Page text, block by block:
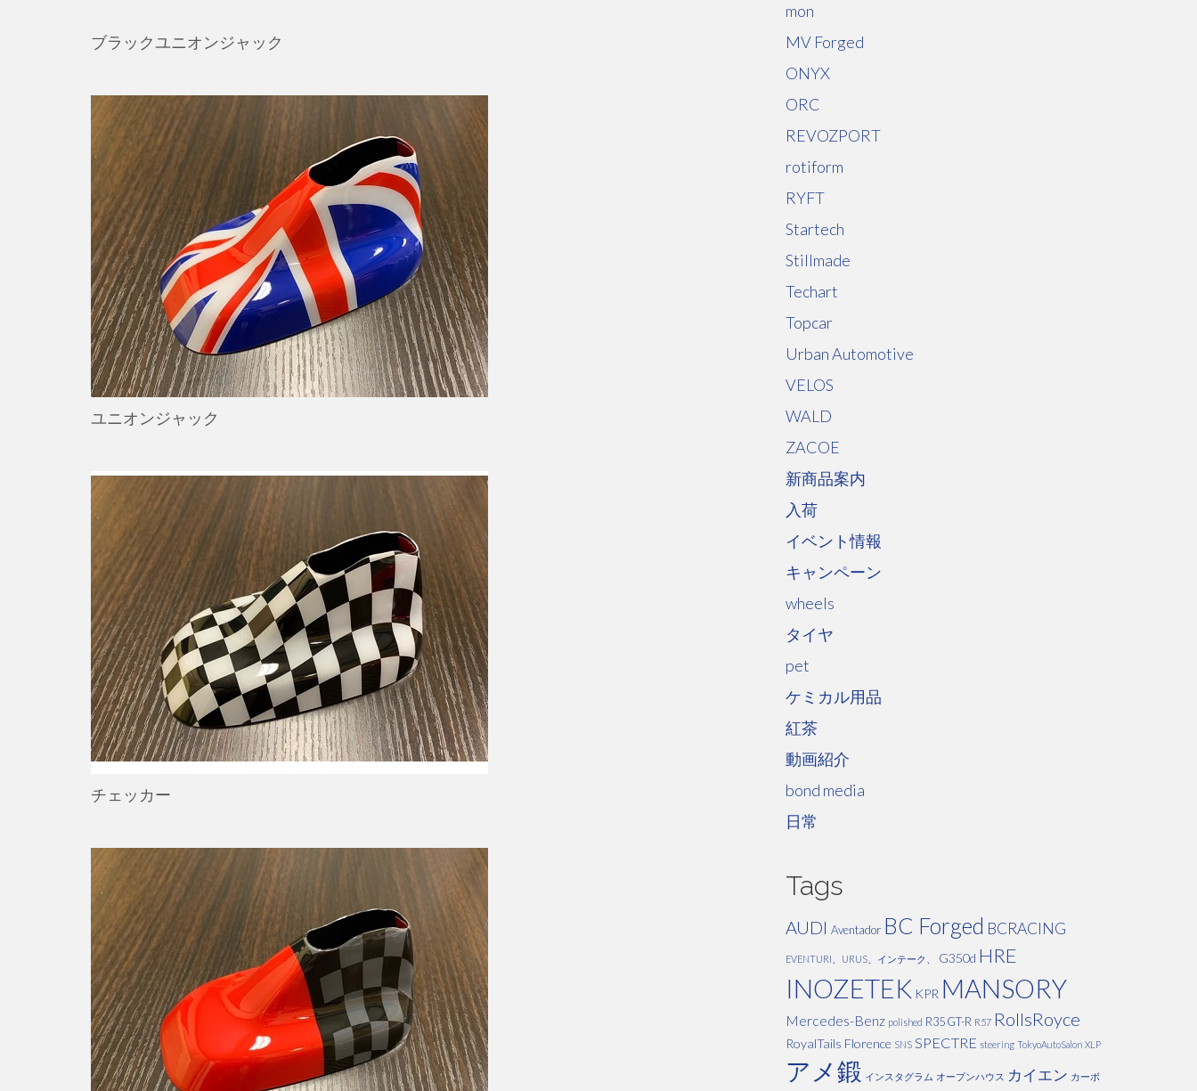
ブラックユニオンジャック
ユニオンジャック
チェッカー
mon
MV Forged
ONYX
ORC
REVOZPORT
rotiform
RYFT
Startech
Stillmade
Techart
Topcar
Urban Automotive
VELOS
WALD
ZACOE
新商品案内
入荷
イベント情報
キャンペーン
wheels
タイヤ
pet
ケミカル用品
紅茶
動画紹介
bond media
日常
Tags
AUDI Aventador BC Forged BCRACING
EVENTURI、URUS、インテーク、 G350d HRE
INOZETEK KPR MANSORY
Mercedes-Benz polished R35 GT-R R57 RollsRoyce
RoyalTails Florence SNS SPECTRE steering TokyoAutoSalon XLP
アメ鍛 インスタグラム オープンハウス カイエン カーボ